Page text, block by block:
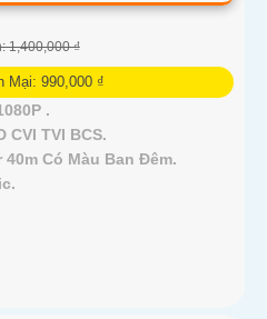
1,400,000 ₫
Mại: 990,000 ₫
.
CVI TVI BCS.
40m Có Màu Ban Ðêm.